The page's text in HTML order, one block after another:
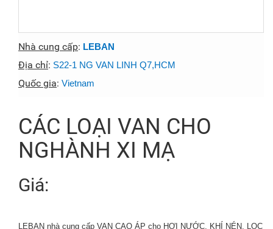
Nhà cung cấp: LEBAN
Địa chỉ: S22-1 NG VAN LINH Q7,HCM
Quốc gia: Vietnam
CÁC LOẠI VAN CHO
NGHÀNH XI MẠ
Giá:
LEBAN nhà cung cấp VAN CAO ÁP cho HƠI NƯỚC, KHÍ NÉN, LỌC